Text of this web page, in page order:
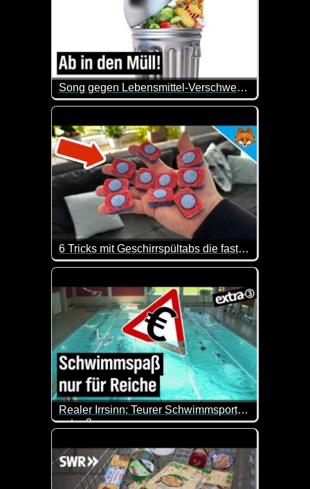
Song gegen Lebensmittel-Verschwendung: Schmeiß das Brot weg! - extra 3
Viele Lebensmittel und Produkte werden
6 Tricks mit Geschirrspültabs die fast NIEMAND kennt
Benutzt du Geschirrspültabs nur für die
Realer Irrsinn: Teurer Schwimmsport in Penzberg
extra 3